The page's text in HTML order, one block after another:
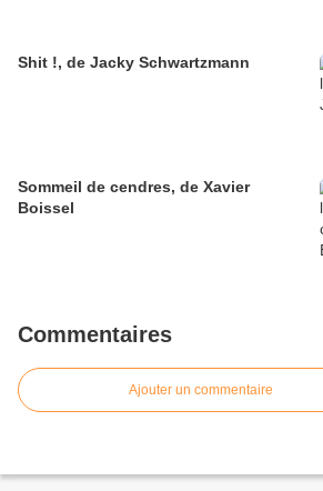
Shit !, de Jacky Schwartzmann
Sommeil de cendres, de Xavier
Boissel
Commentaires
Ajouter un commentaire